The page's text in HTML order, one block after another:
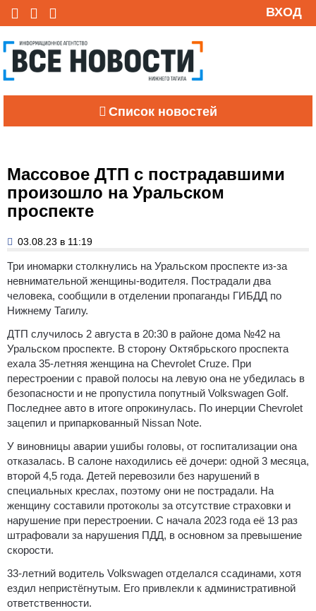
ВХОД
Список новостей
Массовое ДТП с пострадавшими
произошло на Уральском
проспекте
03.08.23 в 11:19
Три иномарки столкнулись на Уральском проспекте из-за
невнимательной женщины-водителя. Пострадали два
человека, сообщили в отделении пропаганды ГИБДД по
Нижнему Тагилу.
ДТП случилось 2 августа в 20:30 в районе дома №42 на
Уральском проспекте. В сторону Октябрьского проспекта
ехала 35-летняя женщина на Chevrolet Cruze. При
перестроении с правой полосы на левую она не убедилась в
безопасности и не пропустила попутный Volkswagen Golf.
Последнее авто в итоге опрокинулась. По инерции Chevrolet
зацепил и припаркованный Nissan Note.
У виновницы аварии ушибы головы, от госпитализации она
отказалась. В салоне находились её дочери: одной 3 месяца,
второй 4,5 года. Детей перевозили без нарушений в
специальных креслах, поэтому они не пострадали. На
женщину составили протоколы за отсутствие страховки и
нарушение при перестроении. С начала 2023 года её 13 раз
штрафовали за нарушения ПДД, в основном за превышение
скорости.
33-летний водитель Volkswagen отделался ссадинами, хотя
ездил непристёгнутым. Его привлекли к административной
ответственности.